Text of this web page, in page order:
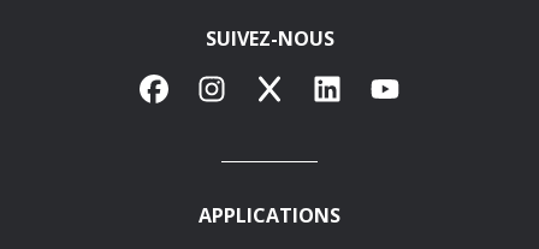
SUIVEZ-NOUS
FacebookInstagram
X LinkedInYouTube
APPLICATIONS